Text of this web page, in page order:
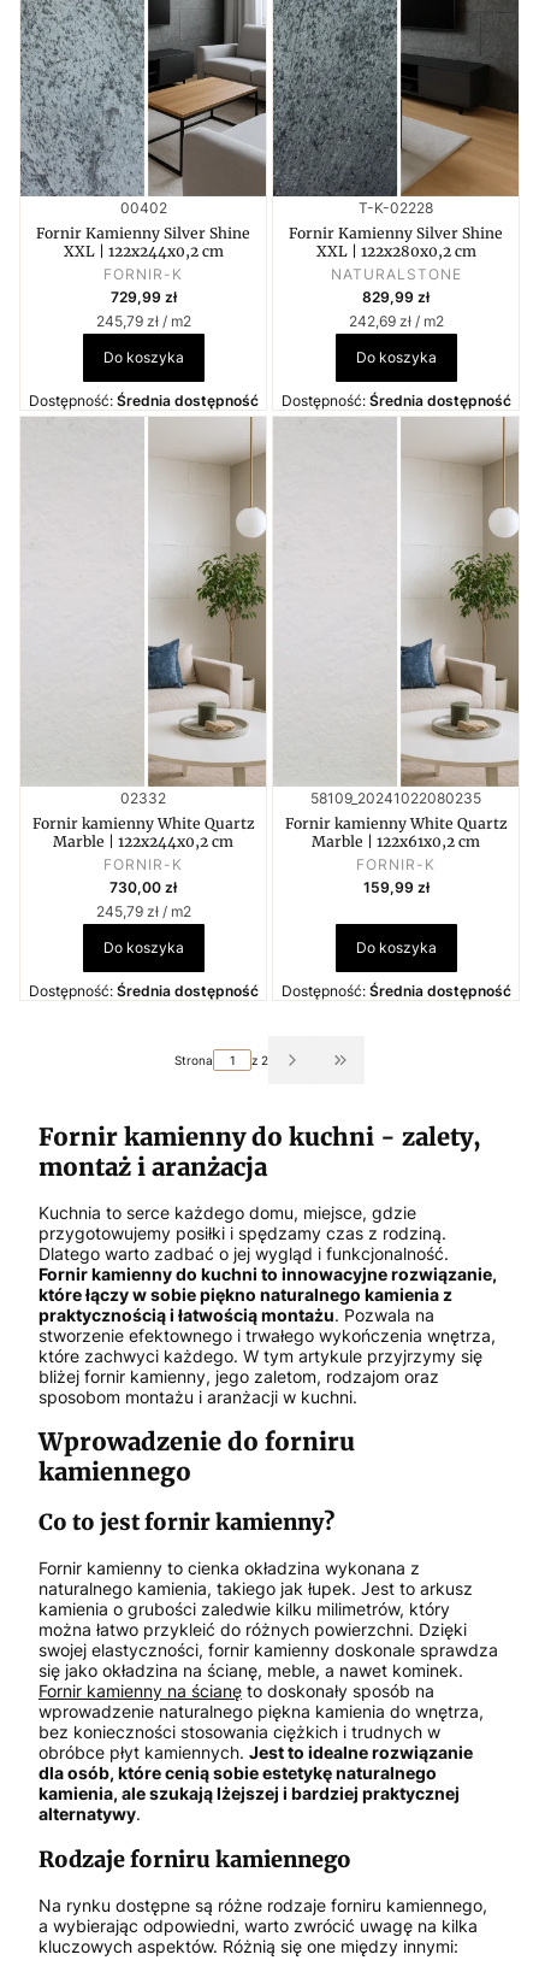
Kod produktu
00402
Fornir Kamienny Silver Shine
XXL | 122x244x0,2 cm
PRODUCENT
FORNIR-K
Cena
729,99 zł
Cena jednostkowa
245,79 zł / m2
Do koszyka
Dostępność: Średnia dostępność
Kod produktu
T-K-02228
Fornir Kamienny Silver Shine
XXL | 122x280x0,2 cm
PRODUCENT
NATURALSTONE
Cena
829,99 zł
Cena jednostkowa
242,69 zł / m2
Do koszyka
Dostępność: Średnia dostępność
Kod produktu
02332
Fornir kamienny White Quartz
Marble | 122x244x0,2 cm
PRODUCENT
FORNIR-K
Cena
730,00 zł
Cena jednostkowa
245,79 zł / m2
Do koszyka
Dostępność: Średnia dostępność
Kod produktu
58109_20241022080235
Fornir kamienny White Quartz
Marble | 122x61x0,2 cm
PRODUCENT
FORNIR-K
Cena
159,99 zł
Do koszyka
Dostępność: Średnia dostępność
Strona z 2 Przejdź do ostatniej strony z
Fornir kamienny do kuchni - zalety,
montaż i aranżacja
Kuchnia to serce każdego domu, miejsce, gdzie
przygotowujemy posiłki i spędzamy czas z rodziną.
Dlatego warto zadbać o jej wygląd i funkcjonalność.
Fornir kamienny do kuchni to innowacyjne rozwiązanie,
które łączy w sobie piękno naturalnego kamienia z
praktycznością i łatwością montażu. Pozwala na
stworzenie efektownego i trwałego wykończenia wnętrza,
które zachwyci każdego. W tym artykule przyjrzymy się
bliżej fornir kamienny, jego zaletom, rodzajom oraz
sposobom montażu i aranżacji w kuchni.
Wprowadzenie do forniru
kamiennego
Co to jest fornir kamienny?
Fornir kamienny to cienka okładzina wykonana z
naturalnego kamienia, takiego jak łupek. Jest to arkusz
kamienia o grubości zaledwie kilku milimetrów, który
można łatwo przykleić do różnych powierzchni. Dzięki
swojej elastyczności, fornir kamienny doskonale sprawdza
się jako okładzina na ścianę, meble, a nawet kominek.
Fornir kamienny na ścianę to doskonały sposób na
wprowadzenie naturalnego piękna kamienia do wnętrza,
bez konieczności stosowania ciężkich i trudnych w
obróbce płyt kamiennych. Jest to idealne rozwiązanie
dla osób, które cenią sobie estetykę naturalnego
kamienia, ale szukają lżejszej i bardziej praktycznej
alternatywy.
Rodzaje forniru kamiennego
Na rynku dostępne są różne rodzaje forniru kamiennego,
a wybierając odpowiedni, warto zwrócić uwagę na kilka
kluczowych aspektów. Różnią się one między innymi: